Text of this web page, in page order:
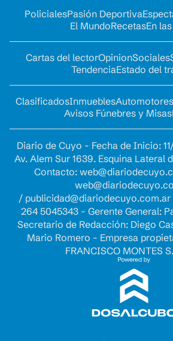
PolicialesPasión Deportiva
El MundoRecetasEn
Cartas del lectorOpinionSociales
TendenciaEstado del
ClasificadosInmueblesAutomotores
Avisos Fúnebres y Misas
Diario de Cuyo - Fecha de Inicio:
Av. Alem Sur 1639. Esquina Lateral
Contacto:
/ publicidad@diariodecuyo.com.ar
264 5045343 - Gerente General:
Secretario de Redacción: Diego
Mario Romero - Empresa
FRANCISCO MONTES